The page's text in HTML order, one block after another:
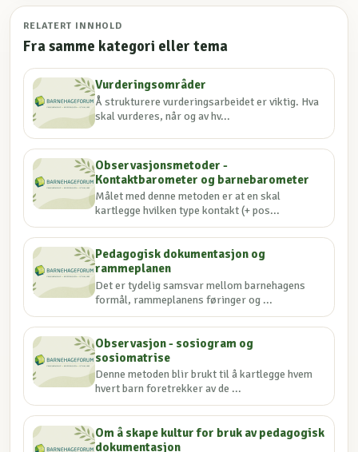
RELATERT INNHOLD
Fra samme kategori eller tema
Vurderingsområder
Å strukturere vurderingsarbeidet er viktig. Hva
skal vurderes, når og av hv...
Observasjonsmetoder -
Kontaktbarometer og barnebarometer
Målet med denne metoden er at en skal
kartlegge hvilken type kontakt (+ pos...
Pedagogisk dokumentasjon og
rammeplanen
Det er tydelig samsvar mellom barnehagens
formål, rammeplanens føringer og ...
Observasjon - sosiogram og
sosiomatrise
Denne metoden blir brukt til å kartlegge hvem
hvert barn foretrekker av de ...
Om å skape kultur for bruk av pedagogisk
dokumentasjon